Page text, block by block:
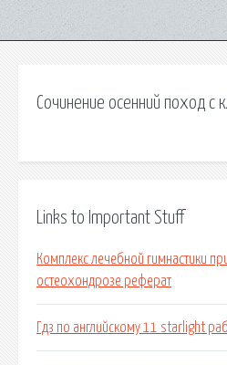
Сочинение осенний поход с
Links to Important Stuff
Комплекс лечебной гимнастики
остеохондрозе реферат
Гдз по английскому 11 starlight